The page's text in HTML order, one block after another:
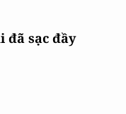
nhiều năm qua.
hãy bỏ thói